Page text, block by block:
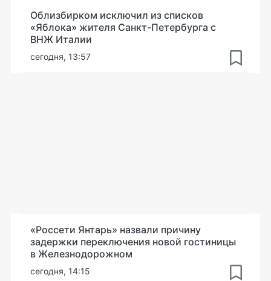
Облизбирком исключил из списков
«Яблока» жителя Санкт-Петербурга с
ВНЖ Италии
сегодня, 13:57
«Россети Янтарь» назвали причину
задержки переключения новой гостиницы
в Железнодорожном
сегодня, 14:15